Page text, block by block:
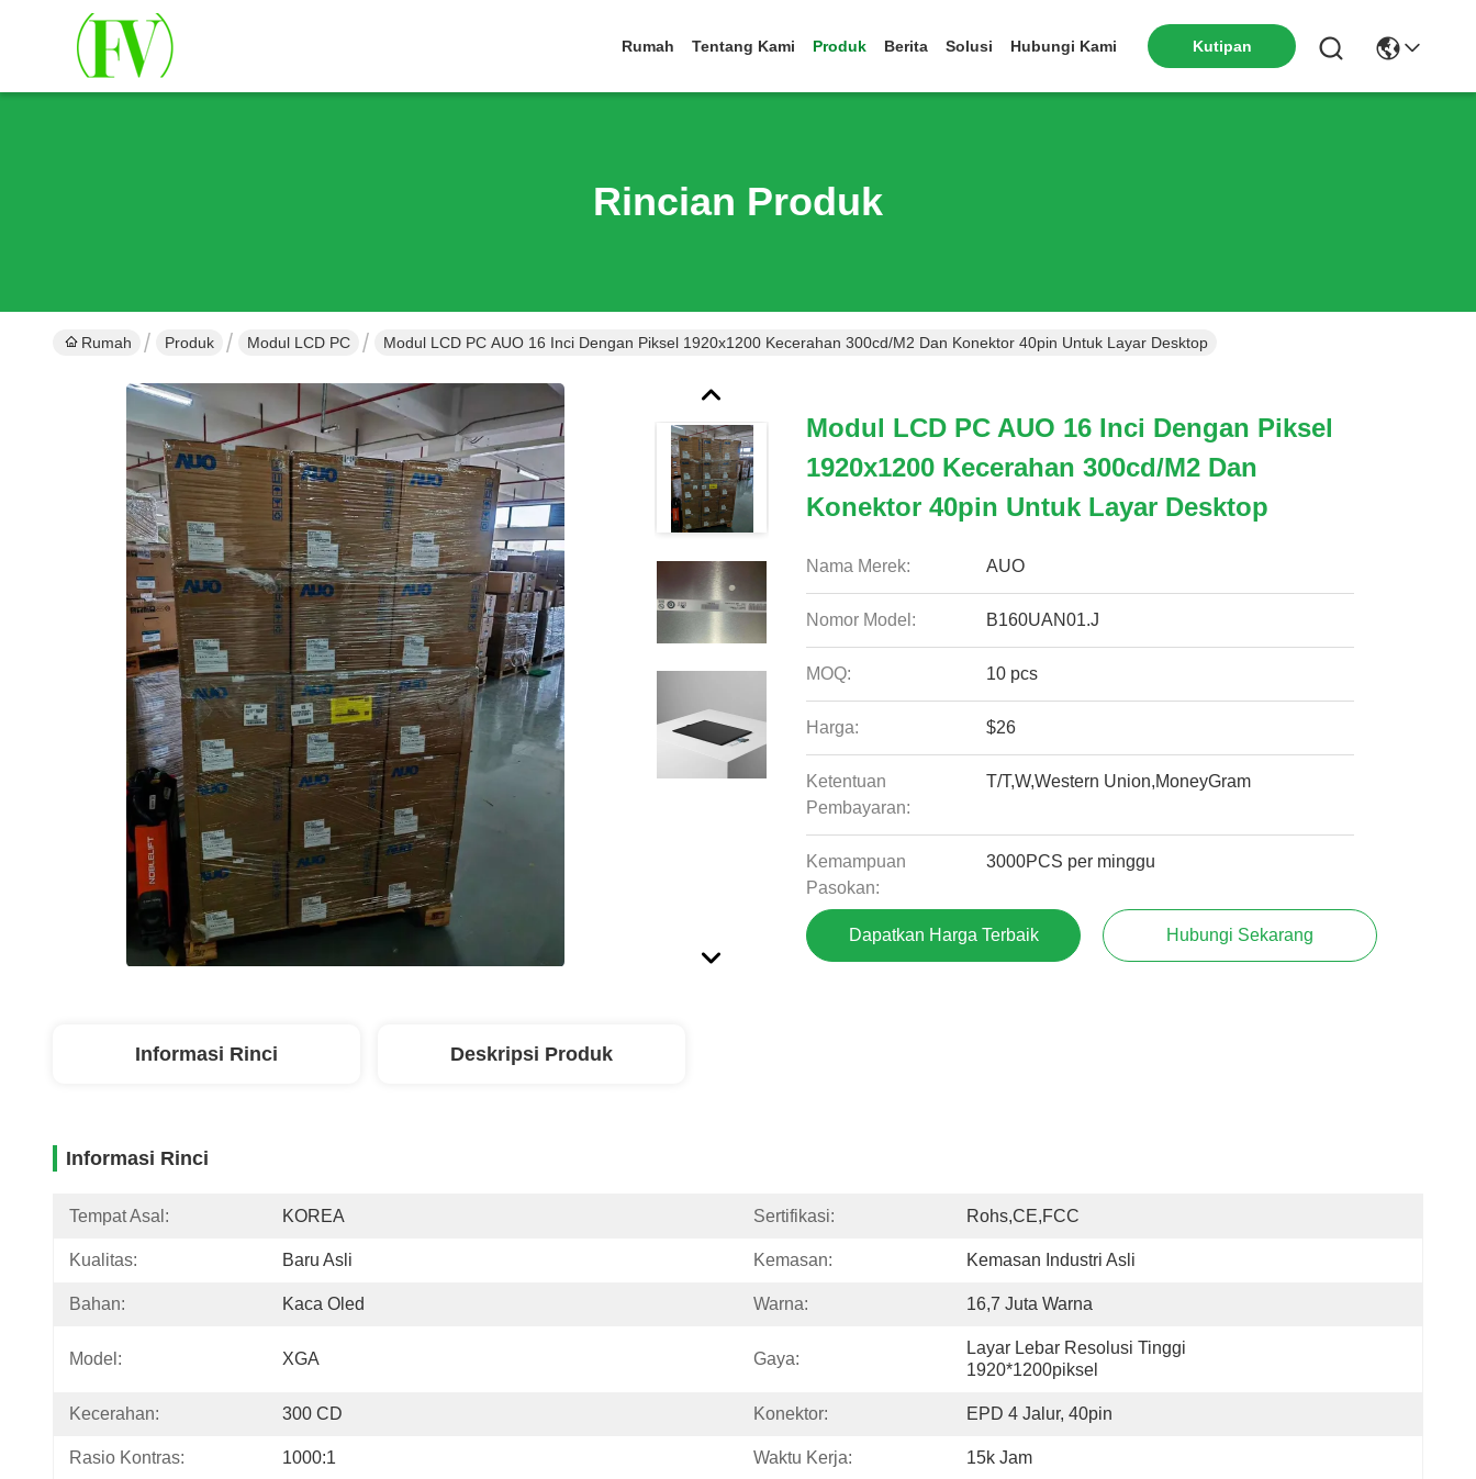
Rumah Tentang Kami Produk Berita Solusi Hubungi Kami Kutipan
Rincian Produk
Rumah Produk Modul LCD PC Modul LCD PC AUO 16 Inci Dengan Piksel 1920x1200 Kecerahan 300cd/m2 Dan Konektor 40pin Untuk Layar Desktop
Modul LCD PC AUO 16 Inci Dengan Piksel
1920x1200 Kecerahan 300cd/m2 Dan
Konektor 40pin Untuk Layar Desktop
Nama Merek: AUO
Nomor Model: B160UAN01.J
MOQ: 10 pcs
Harga: $26
Ketentuan
Pembayaran:
T/T,W,Western Union,MoneyGram
Kemampuan
Pasokan:
3000PCS per minggu
Dapatkan Harga Terbaik Hubungi Sekarang
Informasi Rinci Deskripsi Produk
Informasi Rinci
Tempat Asal: KOREA Sertifikasi: Rohs,CE,FCC
Kualitas: Baru Asli Kemasan: Kemasan Industri Asli
Bahan: Kaca Oled Warna: 16,7 Juta Warna
Model: XGA Gaya:
Layar Lebar Resolusi Tinggi
1920*1200piksel
Kecerahan: 300 CD Konektor: EPD 4 Jalur, 40pin
Rasio Kontras: 1000:1 Waktu Kerja: 15k Jam